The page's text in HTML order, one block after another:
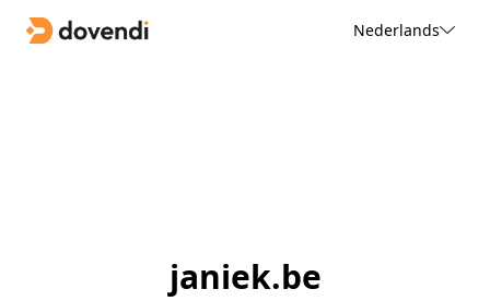
Nederlands
janiek.be